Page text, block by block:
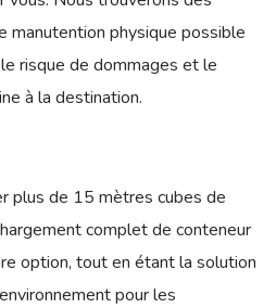
manutention physique possible
risque de dommages et le
à la destination.
plus de 15 mètres cubes de
complet de conteneur
option, tout en étant la solution
pour les